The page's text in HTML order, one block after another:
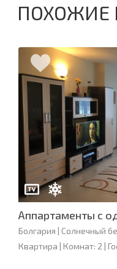
ПОХОЖИЕ
Аппартаменты с
Болгария | Солнечный
Квартира | Комнат: 2 |